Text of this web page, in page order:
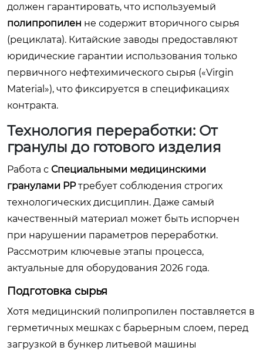
должен гарантировать, что используемый
полипропилен не содержит вторичного сырья
(рециклата). Китайские заводы предоставляют
юридические гарантии использования только
первичного нефтехимического сырья («Virgin
Material»), что фиксируется в спецификациях
контракта.
Технология переработки: От
гранулы до готового изделия
Работа с Специальными медицинскими
гранулами PPтребует соблюдения строгих
технологических дисциплин. Даже самый
качественный материал может быть испорчен
при нарушении параметров переработки.
Рассмотрим ключевые этапы процесса,
актуальные для оборудования 2026 года.
Подготовка сырья
Хотя медицинский полипропилен поставляется в
герметичных мешках с барьерным слоем, перед
загрузкой в бункер литьевой машины